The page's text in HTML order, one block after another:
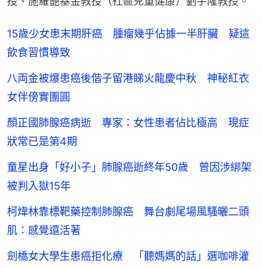
15歲少女患末期肝癌 腫瘤幾乎佔據一半肝臟 疑這
飲食習慣導致
八両金被爆患癌後偕子留港睇火龍慶中秋 神秘紅衣
女伴傍實團圓
顏正國肺腺癌病逝 專家：女性患者佔比極高 現症
狀常已是第4期
童星出身「好小子」肺腺癌逝終年50歲 曾因涉綁架
被判入獄15年
柯煒林靠標靶藥控制肺腺癌 舞台劇尾場風騷曬二頭
肌：感覺還活著
劍橋女大學生患癌拒化療 「聽媽媽的話」選咖啡灌